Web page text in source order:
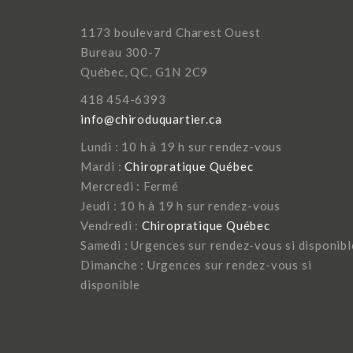
1173 boulevard Charest Ouest
Bureau 300-7
Québec, QC, G1N 2C9
418 454-6393
info@chiroduquartier.ca
Lundi : 10 h à 19 h sur rendez-vous
Mardi :Chiropratique Québec
Mercredi : Fermé
Jeudi : 10 h à 19 h sur rendez-vous
Vendredi : Chiropratique Québec
Samedi : Urgences sur rendez-vous si
Dimanche : Urgences sur rendez-vous si
disponible